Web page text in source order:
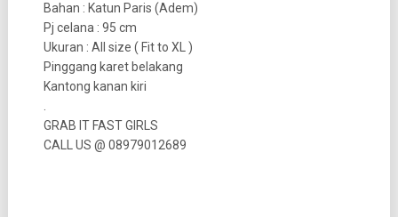
Bahan : Katun Paris (Adem)
Pj celana : 95 cm
Ukuran : All size ( Fit to XL )
Pinggang karet belakang
Kantong kanan kiri
GRAB IT FAST GIRLS
CALL US @ 08979012689